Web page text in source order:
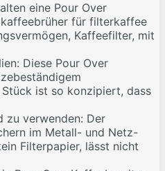
eine Pour Over
für filterkaffee
Kaffeefilter, mit
Diese Pour Over
ist so konzipiert, dass
zu verwenden: Der
im Metall- und Netz-
Filterpapier, lässt nicht